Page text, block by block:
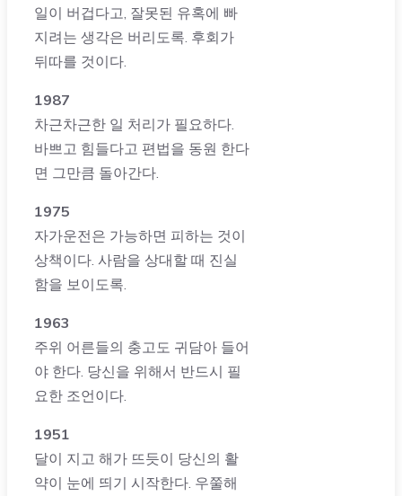
일이 버겁다고, 잘못된 유혹에 빠
지려는 생각은 버리도록. 후회가
뒤따를 것이다.
1987
차근차근한 일 처리가 필요하다.
바쁘고 힘들다고 편법을 동원 한다
면 그만큼 돌아간다.
1975
자가운전은 가능하면 피하는 것이
상책이다. 사람을 상대할 때 진실
함을 보이도록.
1963
주위 어른들의 충고도 귀담아 들어
야 한다. 당신을 위해서 반드시 필
요한 조언이다.
1951
달이 지고 해가 뜨듯이 당신의 활
약이 눈에 띄기 시작한다. 우쭐해